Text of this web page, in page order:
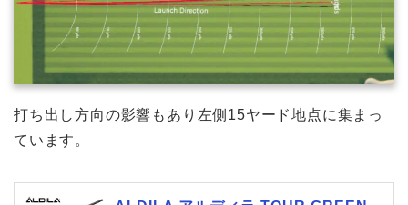
打ち出し方向の影響もあり左側15ヤード地点に集まっ
ています。